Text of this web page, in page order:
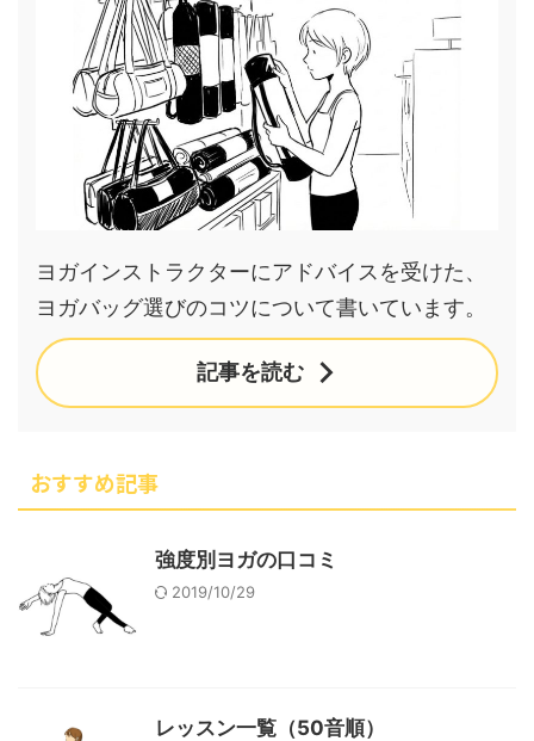
ヨガインストラクターにアドバイスを受けた、
ヨガバッグ選びのコツについて書いています。
記事を読む
おすすめ記事
強度別ヨガの口コミ
2019/10/29
レッスン一覧（50音順）